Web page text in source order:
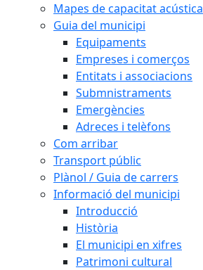
Mapes de capacitat acústica
Guia del municipi
Equipaments
Empreses i comerços
Entitats i associacions
Submnistraments
Emergències
Adreces i telèfons
Com arribar
Transport públic
Plànol / Guia de carrers
Informació del municipi
Introducció
Història
El municipi en xifres
Patrimoni cultural